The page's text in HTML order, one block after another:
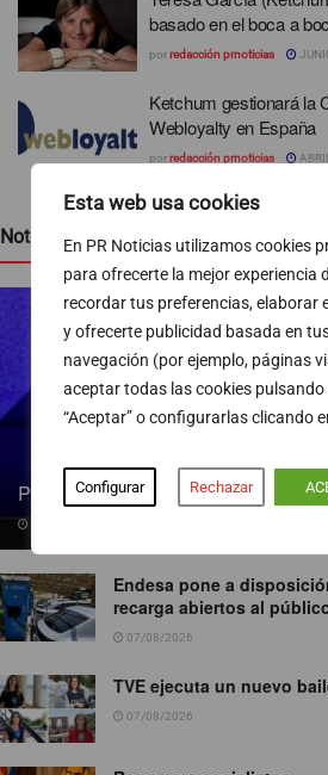
Esta web usa cookies
En PR Noticias utilizamos cookies
para ofrecerte la mejor experiencia
recordar tus preferencias, elaborar
y ofrecerte publicidad basada en
navegación (por ejemplo, páginas
aceptar todas las cookies pulsando
“Aceptar” o configurarlas clicando
Configurar Rechazar
basado en el boca a
porredacción prnoticias
Ketchum gestionará la
Webloyalty en España
porredacción prnoticias
Noticias recientes
Pedro Blanco gana peso en la SER
Endesa pone a
recarga abiertos al
07/08/2026
TVE ejecuta un nuevo
07/08/2026